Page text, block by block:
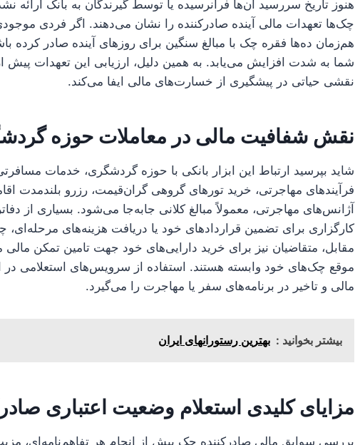
هنوز تاریخ سررسید آن‌ها فرانرسیده یا توسط گیرندگان به بانک ارائه
چک‌ها تعهدات مالی آینده صادرکننده را نشان می‌دهند. اگر فردی
هم‌زمان ده‌ها فقره چک با مبالغ سنگین برای روزهای آینده صادر
شما به شدت افزایش می‌یابد. به همین دلیل، ارزیابی این تعهدات پیش
نقشی حیاتی در پیشگیری از خسارت‌های مالی ایفا می‌کند.
نقش شفافیت مالی در معاملات حوزه
شاید بپرسید ارتباط این ابزار بانکی با حوزه گردشگری، خدمات
فرآیندهای مهاجرتی، خرید تورهای گروهی گران‌قیمت، رزرو بلندمدت
آژانس‌های مهاجرتی، معمولاً مبالغ کلانی جابه‌جا می‌شود. بسیاری از
کارگزاری برای تضمین قراردادهای خود یا دریافت هزینه‌های
مقابل، متقاضیان نیز برای خرید دارایی‌های خود جهت تامین تمکن
موقع چک‌های خود وابسته هستند. استفاده از سرویس‌های استعلامی
مالی و تاخیر در برنامه‌های سفر یا مهاجرت را می‌گیرد.
بیشتر بخوانید : بهترین رستورانهای ایران
مزایای کلیدی استعلام وضعیت اعتباری
بررسی سوابق مالی صادرکننده چک پیش از انجام هر تفاهم‌نامه‌ای،